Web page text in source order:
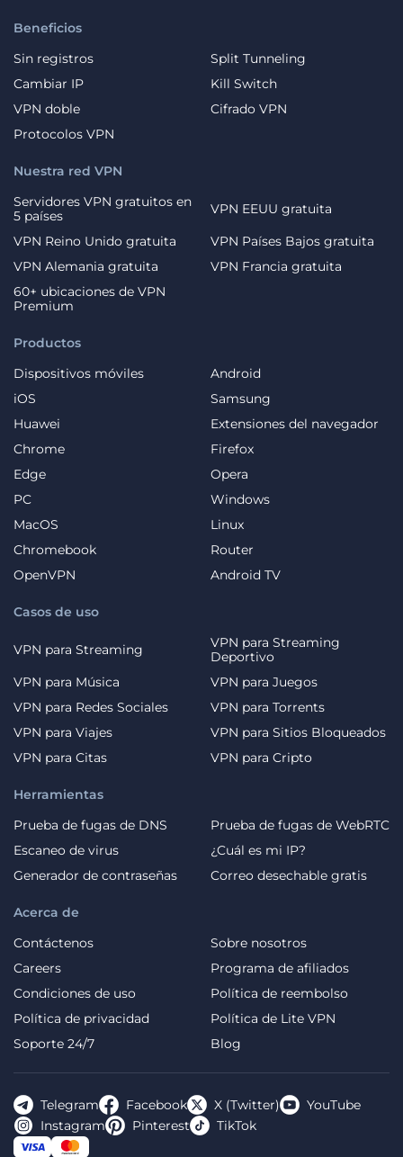
Beneficios
Sin registros
Split Tunneling
Cambiar IP
Kill Switch
VPN doble
Cifrado VPN
Protocolos VPN
Productos
Dispositivos móviles
Android
iOS
Samsung
Huawei
Extensiones del navegador
Chrome
Firefox
Edge
Opera
PC
Windows
MacOS
Linux
Chromebook
Router
OpenVPN
Android TV
Casos de uso
VPN para Streaming
VPN para Streaming
Deportivo
VPN para Música
VPN para Juegos
VPN para Redes Sociales
VPN para Torrents
VPN para Viajes
VPN para Sitios Bloqueados
VPN para Citas
VPN para Cripto
Acerca de
Contáctenos
Sobre nosotros
Careers
Programa de afiliados
Condiciones de uso
Política de reembolso
Política de privacidad
Política de Lite VPN
Soporte 24/7
Blog
Nuestra red VPN
Servidores VPN gratuitos en
5 países
VPN EEUU gratuita
VPN Reino Unido gratuita
VPN Países Bajos gratuita
VPN Alemania gratuita
VPN Francia gratuita
60+ ubicaciones de VPN
Premium
Herramientas
Prueba de fugas de DNS
Prueba de fugas de WebRTC
Escaneo de virus
¿Cuál es mi IP?
Generador de contraseñas
Correo desechable gratis
Telegram Facebook X (Twitter)
YouTube
Instagram
Pinterest TikTok